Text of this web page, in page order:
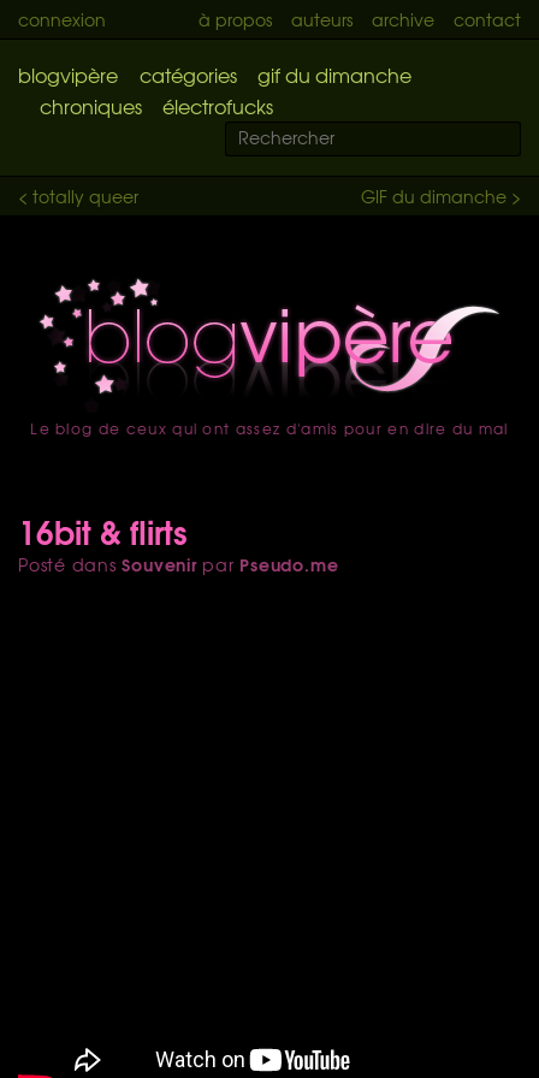
connexion à propos auteurs archive contact
blogvipère catégories
gif du dimanche
chroniques
électrofucks
GIF du dimanche >
< totally queer
accueil
Le blog de ceux qui ont assez d'amis pour en dire du mal
16bit & flirts
Posté dansSouvenirpar Pseudo.me